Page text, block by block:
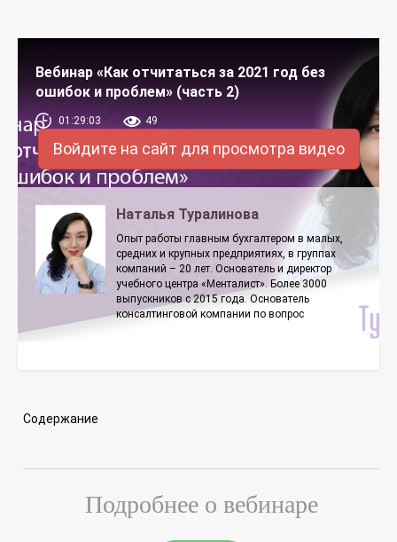
Вебинар «Как отчитаться за 2021 год без
ошибок и проблем» (часть 2)
01:29:03 49
Войдите на сайт для просмотра видео
Наталья Туралинова
Опыт работы главным бухгалтером в малых,
средних и крупных предприятиях, в группах
компаний – 20 лет. Основатель и директор
учебного центра «Менталист». Более 3000
выпускников с 2015 года. Основатель
консалтинговой компании по вопрос
Содержание
Подробнее о вебинаре